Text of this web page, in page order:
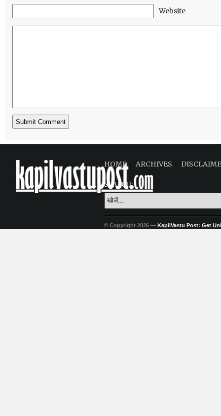
Website
HOME ARCHIVES
SEARCH:
© Copyright 2026 — KapilVastu Post: Get